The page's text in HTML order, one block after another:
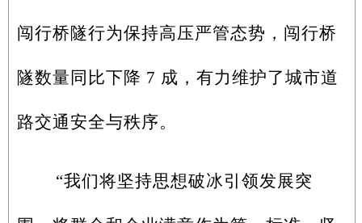
闯行桥隧行为保持高压严管态势，闯行桥
隧数量同比下降 7 成，有力维护了城市道
路交通安全与秩序。
“我们将坚持思想破冰引领发展突